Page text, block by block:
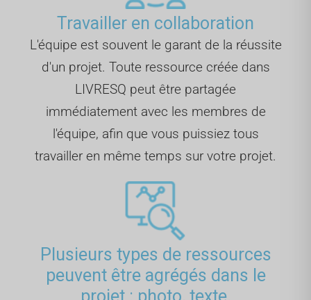
Travailler en collaboration
L'équipe est souvent le garant de la réussite
d'un projet. Toute ressource créée dans
LIVRESQ peut être partagée
immédiatement avec les membres de
l'équipe, afin que vous puissiez tous
travailler en même temps sur votre projet.
Plusieurs types de ressources
peuvent être agrégés dans le